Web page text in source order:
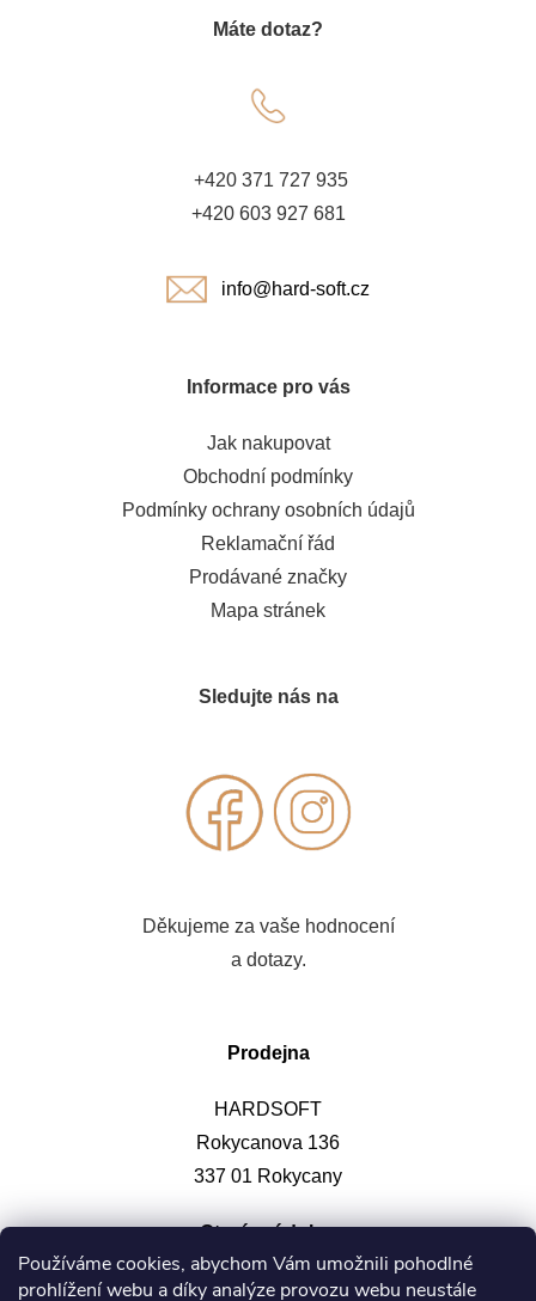
Používáme cookies, abychom Vám umožnili pohodlné
prohlížení webu a díky analýze provozu webu neustále
Máte dotaz?
+420 371 727 935
+420 603 927 681
info@hard-soft.cz
Informace pro vás
Jak nakupovat
Obchodní podmínky
Podmínky ochrany osobních údajů
Reklamační řád
Prodávané značky
Mapa stránek
Sledujte nás na
Děkujeme za vaše hodnocení
a dotazy.
Prodejna
HARDSOFT
Rokycanova 136
337 01 Rokycany
Otevírací doba: